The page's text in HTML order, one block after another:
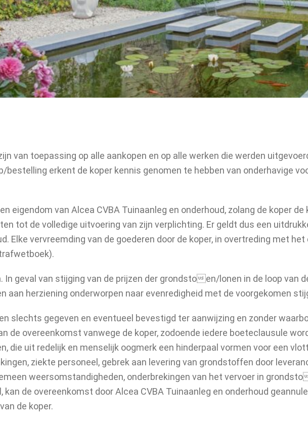
van toepassing op alle aankopen en op alle werken die werden
bestelling erkent de koper kennis genomen te hebben van onderhavige
eigendom van Alcea CVBA Tuinaanleg en onderhoud, zolang de koper
tot de volledige uitvoering van zijn verplichting. Er geldt dus een
Elke vervreemding van de goederen door de koper, in overtreding met
In geval van stijging van de prijzen der grondstoen/lonen in de loop van
aan herziening onderworpen naar evenredigheid met de voorgekomen
slechts gegeven en eventueel bevestigd ter aanwijzing en zonder
de overeenkomst vanwege de koper, zodoende iedere boeteclausule
die uit redelijk en menselijk oogmerk een hinderpaal vormen voor een
ziekte personeel, gebrek aan levering van grondstoffen door
weersomstandigheden, onderbrekingen van het vervoer in
kan de overeenkomst door Alcea CVBA Tuinaanleg en onderhoud
de koper.